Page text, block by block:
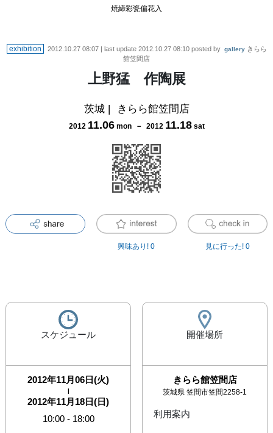
焼締彩瓷偏花入
exhibition 2012.10.27 08:07| last update 2012.10.27 08:10posted by gallery きらら
館笠間店
上野猛 作陶展
茨城| きらら館笠間店
2012 11.06 mon－ 2012 11.18 sat
興味あり! 0 見に行った! 0
スケジュール
2012年11月06日(火)
|
2012年11月18日(日)
10:00- 18:00
開催場所
きらら館笠間店
茨城県 笠間市笠間2258-1
利用案内